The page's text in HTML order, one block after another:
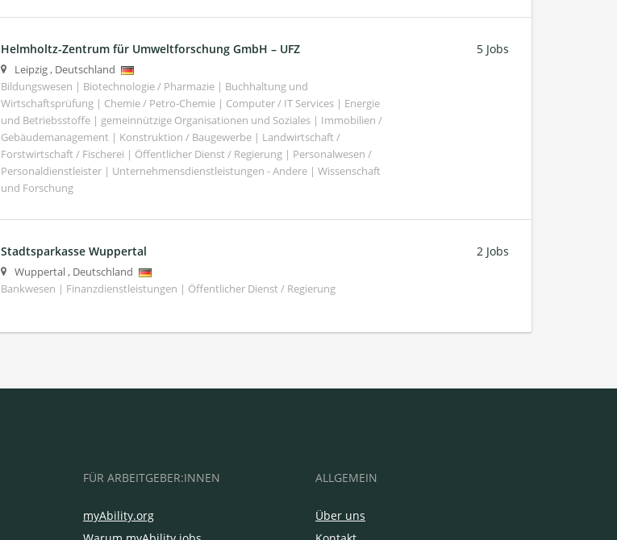
Helmholtz-Zentrum für Umweltforschung GmbH – UFZ
Leipzig, Deutschland
Bildungswesen | Biotechnologie / Pharmazie | Buchhaltung und
Wirtschaftsprüfung | Chemie / Petro-Chemie | Computer / IT Services | Energie
und Betriebsstoffe | gemeinnützige Organisationen und Soziales | Immobilien /
Gebäudemanagement | Konstruktion / Baugewerbe | Landwirtschaft /
Forstwirtschaft / Fischerei | Öffentlicher Dienst / Regierung | Personalwesen /
Personaldienstleister | Unternehmensdienstleistungen - Andere | Wissenschaft
und Forschung
5 Jobs
Stadtsparkasse Wuppertal
Wuppertal, Deutschland
Bankwesen | Finanzdienstleistungen | Öffentlicher Dienst / Regierung
2 Jobs
FÜR ARBEITGEBER:INNEN
myAbility.org
ALLGEMEIN
Über uns